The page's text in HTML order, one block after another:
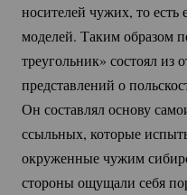
носителей чужих, то есть
моделей. Таким образом
треугольник» состоял из
представлений о
Он составлял основу
ссыльных, которые
окруженные чужим
стороны ощущали себя